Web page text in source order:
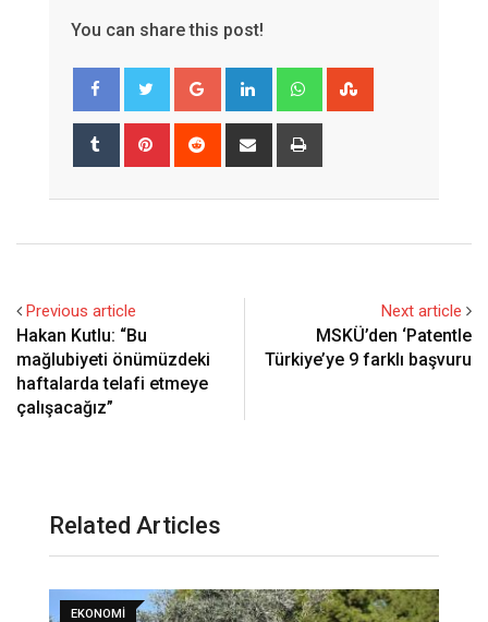
You can share this post!
Google+ LinkedIn Whatsapp
Tumblr Pinterest Reddit
Share
Previous article
Hakan Kutlu: “Bu
mağlubiyeti önümüzdeki
haftalarda telafi etmeye
çalışacağız”
Next article
MSKÜ’den ‘Patentle
Türkiye’ye 9 farklı başvuru
Related Articles
EKONOMI